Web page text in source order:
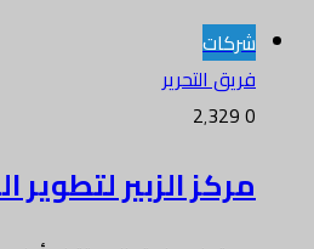
شركات
فريق التحرير
0
مركز الزبير